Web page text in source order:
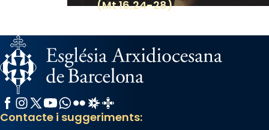
(Mt 16,24-28)
Facebook
Instagram
X / Twitter
YouTube
WhatsApp
FlickrRadio Estel
Catalunya Cristiana
Contacte i suggeriments: